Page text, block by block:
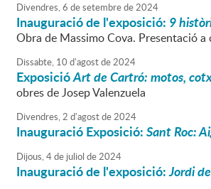
Divendres,6 desetembrede2024
Inauguració de l'exposició: 9
Obra de Massimo Cova. Presentació a
Dissabte, 10 d'agostde2024
ExposicióArt de Cartró: motos,
obres de Josep Valenzuela
Divendres,2 d'agostde2024
Inauguració Exposició:Sant Roc:
Dijous,4de juliol de2024
Inauguració de l'exposició:Jordi